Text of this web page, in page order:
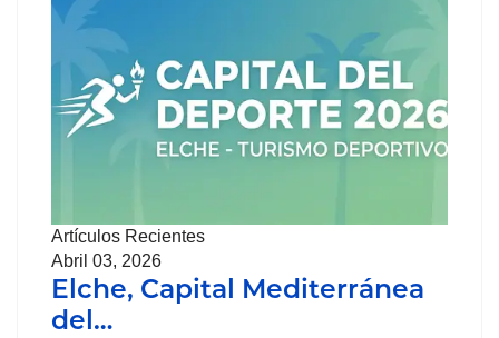
Artículos Recientes
Abril 03, 2026
Elche, Capital Mediterránea
del…